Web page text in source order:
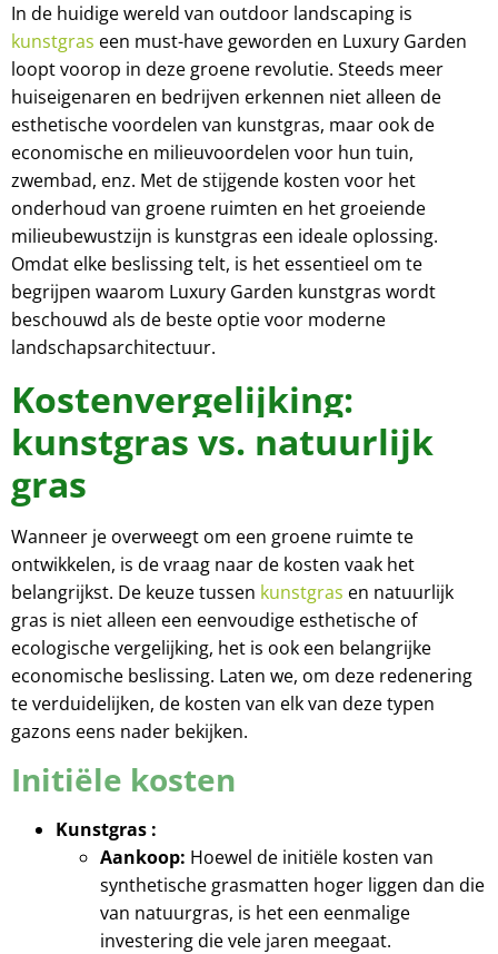
In de huidige wereld van outdoor landscaping is
kunstgras een must-have geworden en Luxury Garden
loopt voorop in deze groene revolutie. Steeds meer
huiseigenaren en bedrijven erkennen niet alleen de
esthetische voordelen van kunstgras, maar ook de
economische en milieuvoordelen voor hun tuin,
zwembad, enz. Met de stijgende kosten voor het
onderhoud van groene ruimten en het groeiende
milieubewustzijn is kunstgras een ideale oplossing.
Omdat elke beslissing telt, is het essentieel om te
begrijpen waarom Luxury Garden kunstgras wordt
beschouwd als de beste optie voor moderne
landschapsarchitectuur.
Kostenvergelijking:
kunstgras vs. natuurlijk
gras
Wanneer je overweegt om een groene ruimte te
ontwikkelen, is de vraag naar de kosten vaak het
belangrijkst. De keuze tussen kunstgras en natuurlijk
gras is niet alleen een eenvoudige esthetische of
ecologische vergelijking, het is ook een belangrijke
economische beslissing. Laten we, om deze redenering
te verduidelijken, de kosten van elk van deze typen
gazons eens nader bekijken.
Initiële kosten
Kunstgras :
Aankoop: Hoewel de initiële kosten van
synthetische grasmatten hoger liggen dan die
van natuurgras, is het een eenmalige
investering die vele jaren meegaat.